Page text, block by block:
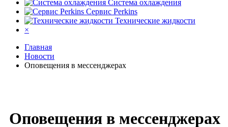
Система охлаждения
Сервис Perkins
Технические жидкости
×
Главная
Новости
Оповещения в мессенджерах
Оповещения в мессенджерах